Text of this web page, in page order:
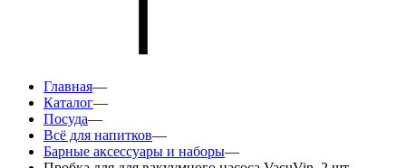
Главная—
Каталог—
Посуда—
Всё для напитков—
Барные аксессуары и наборы—